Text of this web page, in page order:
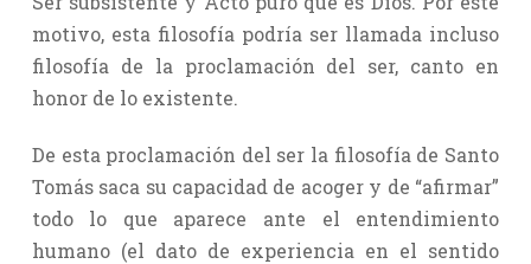
motivo, esta filosofía podría ser llamada incluso
filosofía de la proclamación del ser, canto en
honor de lo existente.
De esta proclamación del ser la filosofía de Santo
Tomás saca su capacidad de acoger y de “afirmar”
todo lo que aparece ante el entendimiento
humano (el dato de experiencia en el sentido